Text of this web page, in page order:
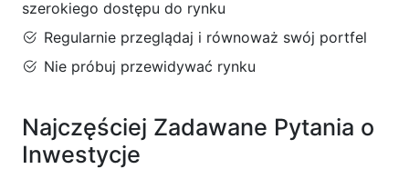
szerokiego dostępu do rynku
Regularnie przeglądaj i równoważ swój portfel
Nie próbuj przewidywać rynku
Najczęściej Zadawane Pytania o
Inwestycje